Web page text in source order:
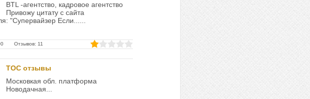
BTL -агентство, кадровое агентство
Привожу цитату с сайта
"Супервайзер Если......
Отзывов: 11
ТОС отзывы
Московкая обл. платформа
Новодачная...